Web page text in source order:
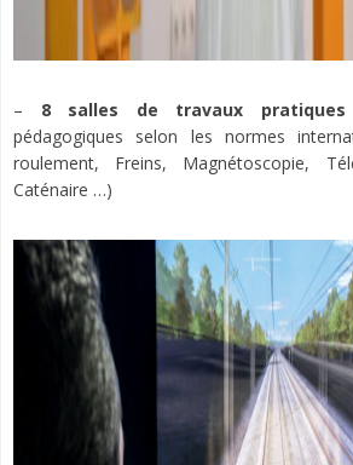
– 8 salles de travaux pratiques
pédagogiques selon les normes
roulement, Freins, Magnétoscopie,
Caténaire …)